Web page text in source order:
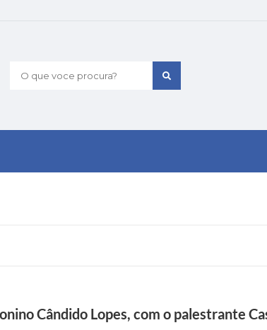
O que voce procura?
Cândido Lopes, com o palestrante